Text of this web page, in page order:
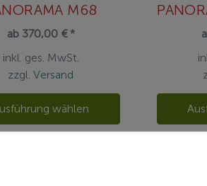
M68
ab 370,00 € *
inkl. ges. MwSt.
zzgl.Versand
wählen